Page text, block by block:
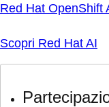
Red Hat OpenShift
Scopri Red Hat AI